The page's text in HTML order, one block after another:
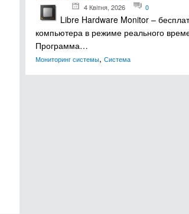
4 Квітня, 2026 0
Libre Hardware Monitor –
компьютера в режиме реального
Программа…
Мониторинг системы, Система